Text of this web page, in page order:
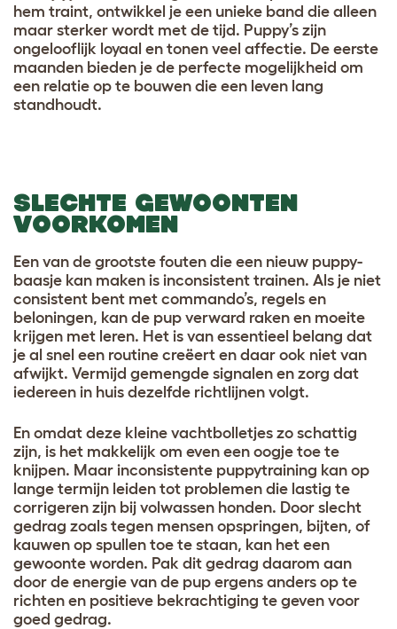
hem traint, ontwikkel je een unieke band die alleen
maar sterker wordt met de tijd. Puppy’s zijn
ongelooflijk loyaal en tonen veel affectie. De eerste
maanden bieden je de perfecte mogelijkheid om
een relatie op te bouwen die een leven lang
standhoudt.
SLECHTE GEWOONTEN
VOORKOMEN
Een van de grootste fouten die een nieuw puppy-
baasje kan maken is inconsistent trainen. Als je niet
consistent bent met commando’s, regels en
beloningen, kan de pup verward raken en moeite
krijgen met leren. Het is van essentieel belang dat
je al snel een routine creëert en daar ook niet van
afwijkt. Vermijd gemengde signalen en zorg dat
iedereen in huis dezelfde richtlijnen volgt.
En omdat deze kleine vachtbolletjes zo schattig
zijn, is het makkelijk om even een oogje toe te
knijpen. Maar inconsistente puppytraining kan op
lange termijn leiden tot problemen die lastig te
corrigeren zijn bij volwassen honden. Door slecht
gedrag zoals tegen mensen opspringen, bijten, of
kauwen op spullen toe te staan, kan het een
gewoonte worden. Pak dit gedrag daarom aan
door de energie van de pup ergens anders op te
richten en positieve bekrachtiging te geven voor
goed gedrag.